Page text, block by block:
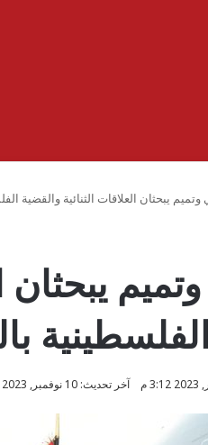
يبحثان العلاقات الثنائية والقضية
يبحثان
آخر تحديث: 10 نوفمبر, 2023 3:14 م